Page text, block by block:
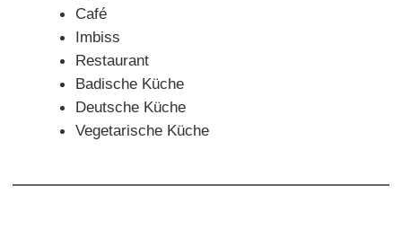
Café
Imbiss
Restaurant
Badische Küche
Deutsche Küche
Vegetarische Küche